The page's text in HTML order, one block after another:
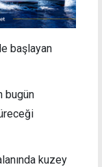
başlayan
bugün
kuzey